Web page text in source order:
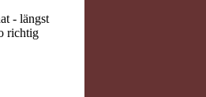
- längst
richtig